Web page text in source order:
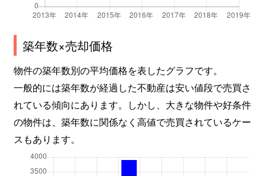
築年数×売却価格
物件の築年数別の平均価格を表したグラフです。
一般的には築年数が経過した不動産は安い値段で売買さ
れている傾向にあります。しかし、大きな物件や好条件
の物件は、築年数に関係なく高値で売買されているケー
スもあります。